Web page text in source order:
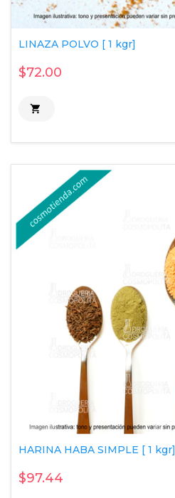
LINAZA POLVO [ 1 kgr]
$72.00

HARINA HABA SIMPLE [ 1 kgr]
$97.44